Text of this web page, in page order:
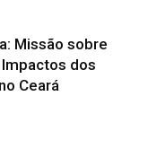
Missão sobre
dos
Ceará